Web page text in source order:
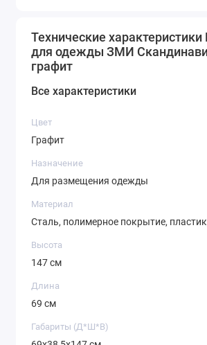
многое другое.
Напольная вешалка - это хороший
новоселью или обновлению интерьера.
Технические
для одежды ЗМИ
графит
Все характеристики
Цвет
Графит
Назначение
Для размещения одежды
Материал
Сталь, полимерное покрытие,
Высота
147 см
Длина
69 см
Габариты (Д*Ш*В)